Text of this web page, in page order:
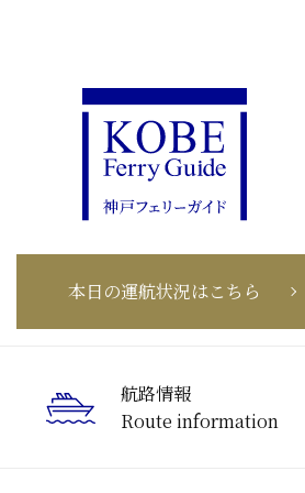
本日の運航状況はこちら
航路情報
Route information